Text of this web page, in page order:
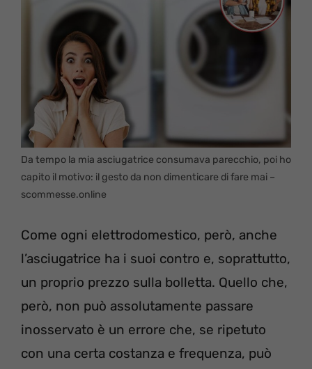
Da tempo la mia asciugatrice consumava parecchio, poi ho
capito il motivo: il gesto da non dimenticare di fare mai –
scommesse.online
Come ogni elettrodomestico, però, anche
l’asciugatrice ha i suoi contro e, soprattutto,
un proprio prezzo sulla bolletta. Quello che,
però, non può assolutamente passare
inosservato è un errore che, se ripetuto
con una certa costanza e frequenza, può